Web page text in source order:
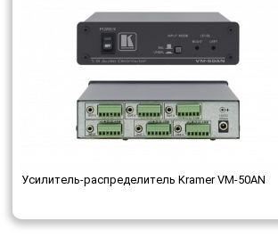
Усилитель-распределитель Kramer VM-50AN